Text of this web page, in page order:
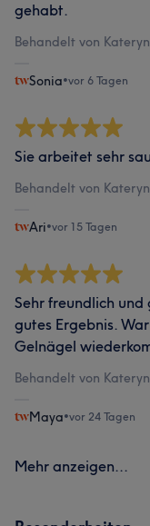
gehabt.
Behandelt von
Sonia•vor 6 Tagen
Sie arbeitet sehr
Behandelt von
Ari•vor 15 Tagen
Sehr freundlich
gutes Ergebnis.
Gelnägel
Behandelt von
Maya•vor 24 Tagen
Mehr anzeigen...